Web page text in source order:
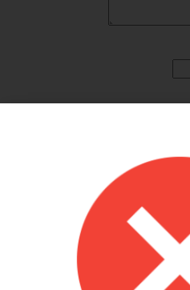
והאתר שלי לפעם הבאה